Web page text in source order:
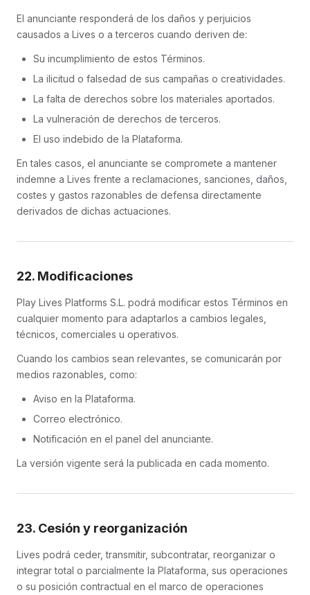
El anunciante responderá de los daños y perjuicios
causados a Lives o a terceros cuando deriven de:
Su incumplimiento de estos Términos.
La ilicitud o falsedad de sus campañas o creatividades.
La falta de derechos sobre los materiales aportados.
La vulneración de derechos de terceros.
El uso indebido de la Plataforma.
En tales casos, el anunciante se compromete a mantener
indemne a Lives frente a reclamaciones, sanciones, daños,
costes y gastos razonables de defensa directamente
derivados de dichas actuaciones.
22. Modificaciones
Play Lives Platforms S.L. podrá modificar estos Términos en
cualquier momento para adaptarlos a cambios legales,
técnicos, comerciales u operativos.
Cuando los cambios sean relevantes, se comunicarán por
medios razonables, como:
Aviso en la Plataforma.
Correo electrónico.
Notificación en el panel del anunciante.
La versión vigente será la publicada en cada momento.
23. Cesión y reorganización
Lives podrá ceder, transmitir, subcontratar, reorganizar o
integrar total o parcialmente la Plataforma, sus operaciones
o su posición contractual en el marco de operaciones